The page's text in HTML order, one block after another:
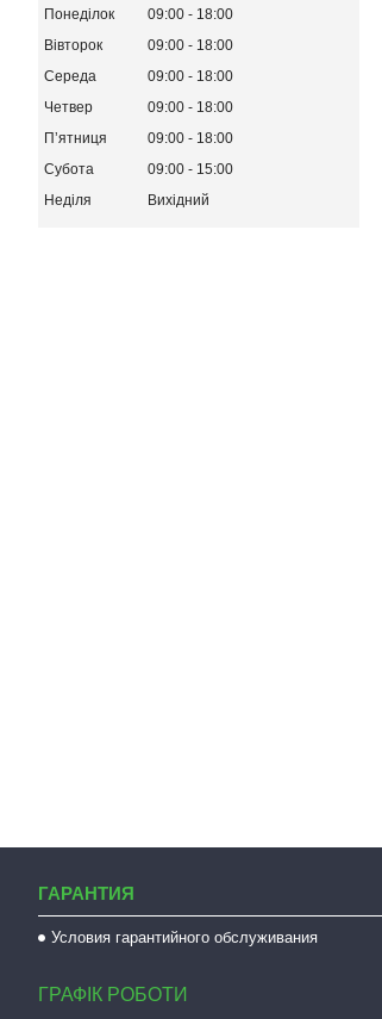
Понеділок 09:00
18:00
Вівторок
09:00
18:00
Середа
09:00
18:00
Четвер
09:00
18:00
Пʼятниця
09:00
18:00
Субота
09:00
15:00
Неділя
Вихідний
ГАРАНТИЯ
Условия гарантийного обслуживания
ГРАФІК РОБОТИ